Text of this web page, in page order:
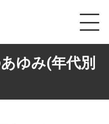
スタマイズ事
ゆみ(年代別